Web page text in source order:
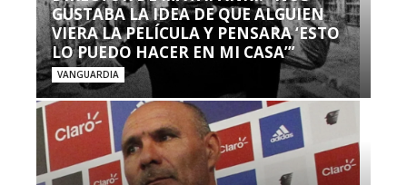
GUSTABA LA IDEA DE QUE ALGUIEN
VIERA LA PELÍCULA Y PENSARA ‘ESTO
LO PUEDO HACER EN MI CASA’”
VANGUARDIA